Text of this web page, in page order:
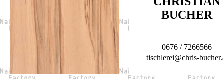
BUCHER
0676 / 7266566
tischlerei@chris-